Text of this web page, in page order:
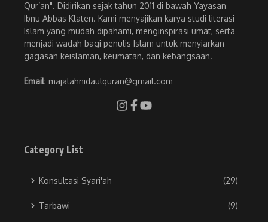
Qur’an". Didirikan sejak tahun 2011 di bawah Yayasan
Ibnu Abbas Klaten. Kami menyajikan karya studi literasi
Islam yang mudah dipahami, menginspirasi umat, serta
menjadi wadah bagi penulis Islam untuk menyiarkan
gagasan keislaman, keumatan, dan kebangsaan.
Email: majalahnidaulquran@gmail.com
Category List
Konsultasi Syari'ah (29)
Tarbawi (9)